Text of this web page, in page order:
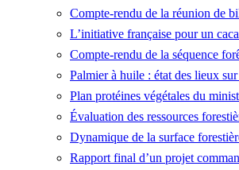
Compte-rendu de la réunion de
L’initiative française pour un
Compte-rendu de la séquence
Palmier à huile : état des lieux
Plan protéines végétales du
Évaluation des ressources
Dynamique de la surface
Rapport final d’un projet